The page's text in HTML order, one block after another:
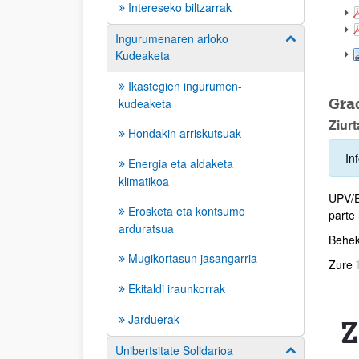
Intereseko biltzarrak
Ingurumenaren arloko
Kudeaketa
Erakutsi/
Ikastegien ingurumen-
kudeaketa
Hondakin arriskutsuak
Energia eta aldaketa
klimatikoa
Erosketa eta kontsumo
arduratsua
Mugikortasun jasangarria
Ekitaldi iraunkorrak
Jarduerak
Unibertsitate Solidarioa
Erakutsi/
parte
Zure